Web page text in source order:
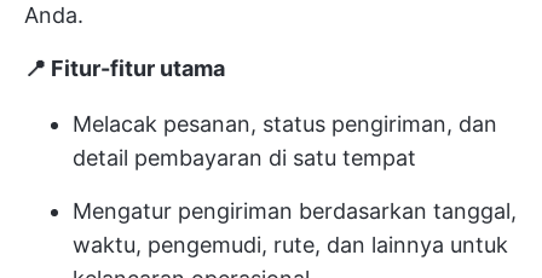
Anda.
📍 Fitur-fitur utama
Melacak pesanan, status pengiriman, dan
detail pembayaran di satu tempat
Mengatur pengiriman berdasarkan tanggal,
waktu, pengemudi, rute, dan lainnya untuk